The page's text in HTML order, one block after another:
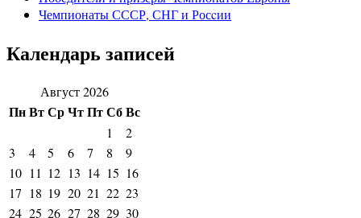
Чемпионаты СССР, СНГ и Росcии
Календарь записей
Август 2026
ПнВтСрЧтПтСбВс
1
2
3
4 5 6 7 8
9
10 11 12 13 14 15 16
17 18 19 20 21 22 23
24 25 26 27 28 29 30